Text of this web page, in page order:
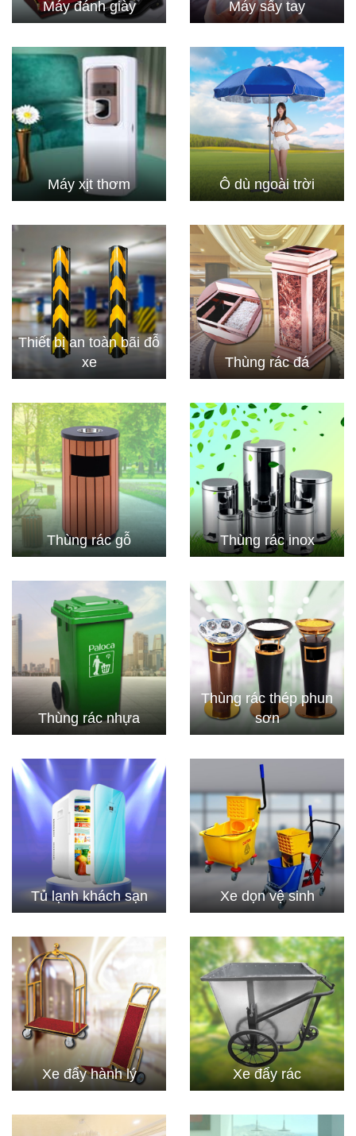
Máy đánh giày Máy sấy tay
Máy xịt thơm Ô dù ngoài trời
Thiết bị an toàn bãi đỗ
xe
Thùng rác đá
Thùng rác gỗ Thùng rác inox
Thùng rác nhựa
Thùng rác thép phun
sơn
Tủ lạnh khách sạn Xe dọn vệ sinh
Xe đẩy hành lý Xe đẩy rác